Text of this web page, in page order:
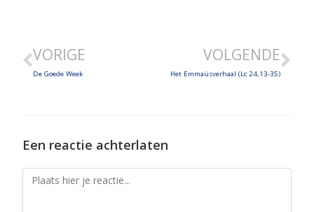
VORIGE
De Goede Week
VOLGENDE
Het Emmaüsverhaal (Lc 24,13-35)
Een reactie achterlaten